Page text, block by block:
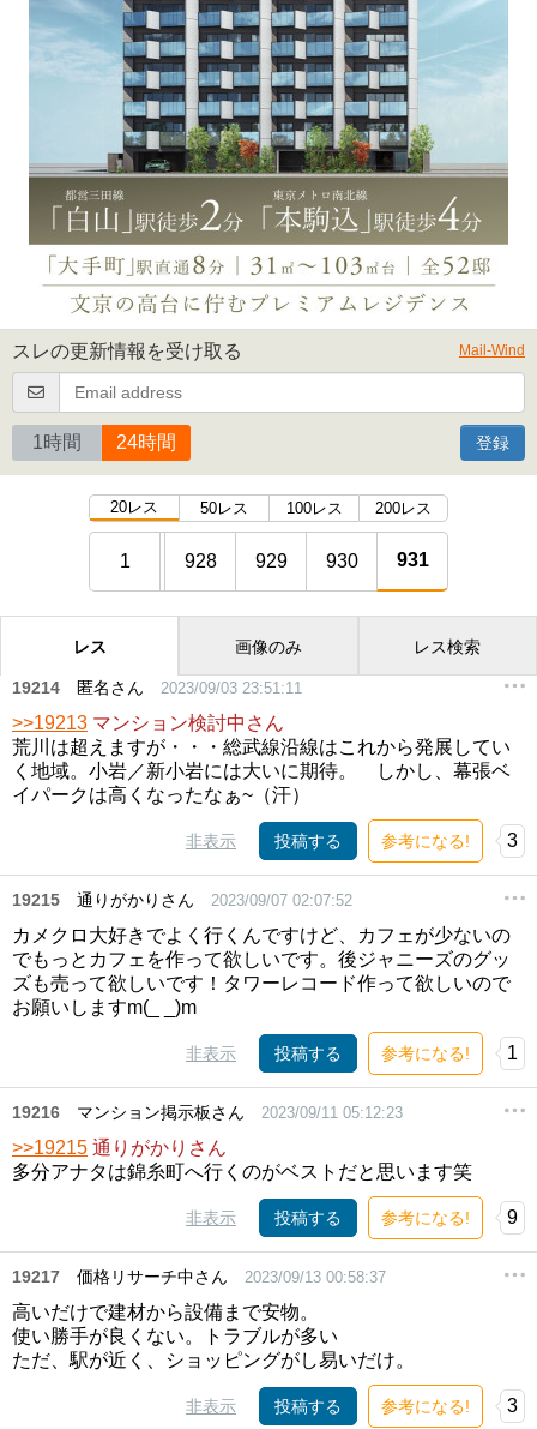
スレの更新情報を受け取る Mail-Wind
1時間 24時間 登録
20レス 50レス 100レス 200レス
1 928 929 930 931
レス 画像のみ レス検索
19214 匿名さん 2023/09/03 23:51:11
>>19213 マンション検討中さん
荒川は超えますが・・・総武線沿線はこれから発展してい
く地域。小岩／新小岩には大いに期待。 しかし、幕張ベ
イパークは高くなったなぁ~（汗）
非表示 投稿する 参考になる! 3
19215 通りがかりさん 2023/09/07 02:07:52
カメクロ大好きでよく行くんですけど、カフェが少ないの
でもっとカフェを作って欲しいです。後ジャニーズのグッ
ズも売って欲しいです！タワーレコード作って欲しいので
お願いしますm(_ _)m
非表示 投稿する 参考になる! 1
19216 マンション掲示板さん 2023/09/11 05:12:23
>>19215 通りがかりさん
多分アナタは錦糸町へ行くのがベストだと思います笑
非表示 投稿する 参考になる! 9
19217 価格リサーチ中さん 2023/09/13 00:58:37
高いだけで建材から設備まで安物。
使い勝手が良くない。トラブルが多い
ただ、駅が近く、ショッピングがし易いだけ。
非表示 投稿する 参考になる! 3